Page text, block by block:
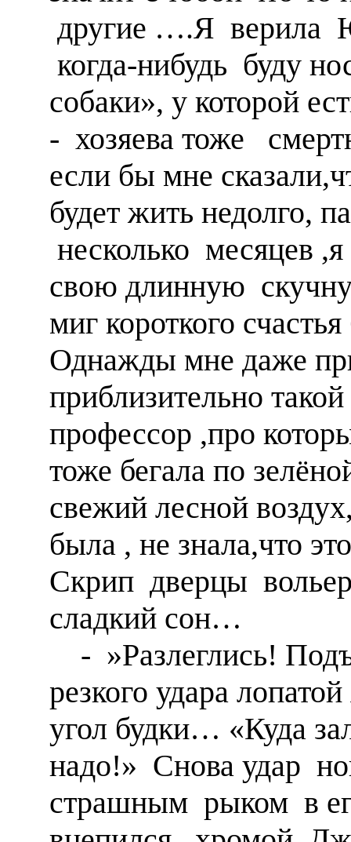
другие ….Я верила
когда-нибудь буду
собаки», у которой
- хозяева тоже
если бы мне
будет жить недолго,
несколько месяцев
свою длинную
миг короткого
Однажды мне даже
приблизительно
профессор ,про
тоже бегала по
свежий лесной
была , не знала,что
Скрип дверцы
сладкий сон…
- »Разлеглись!
резкого удара
угол будки… «Куда
надо!» Снова удар
страшным рыком в